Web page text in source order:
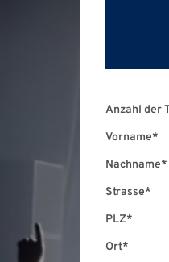
Anzahl der
Vorname*
Nachname*
Strasse*
PLZ*
Ort*